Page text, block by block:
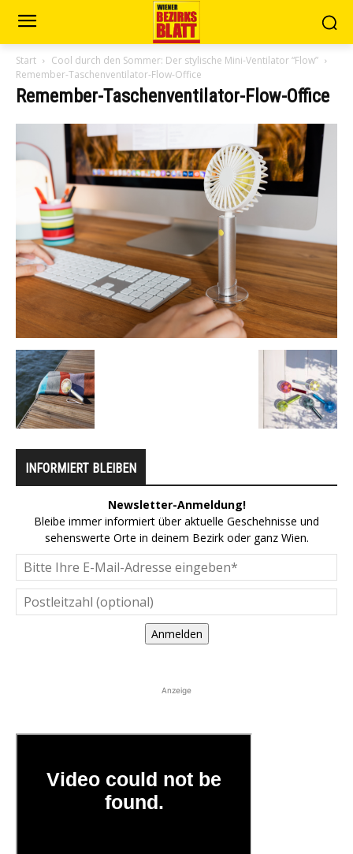
Start
Cool durch den Sommer: Der stylische Mini-Ventilator “Flow”
Remember-Taschenventilator-Flow-Office
Remember-Taschenventilator-Flow-Office
INFORMIERT BLEIBEN
Newsletter-Anmeldung!
Bleibe immer informiert über aktuelle Geschehnisse und
sehenswerte Orte in deinem Bezirk oder ganz Wien.
Anmelden
Anzeige